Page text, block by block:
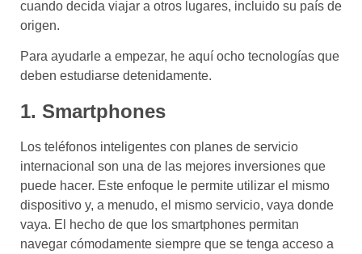
cuando decida viajar a otros lugares, incluido su país de
origen.
Para ayudarle a empezar, he aquí ocho tecnologías que
deben estudiarse detenidamente.
1. Smartphones
Los teléfonos inteligentes con planes de servicio
internacional son una de las mejores inversiones que
puede hacer. Este enfoque le permite utilizar el mismo
dispositivo y, a menudo, el mismo servicio, vaya donde
vaya. El hecho de que los smartphones permitan
navegar cómodamente siempre que se tenga acceso a